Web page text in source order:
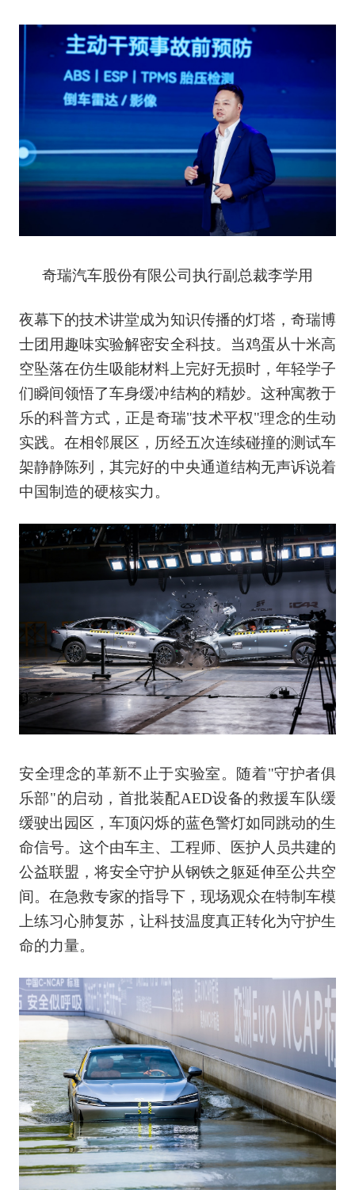
奇瑞汽车股份有限公司执行副总裁李学用
夜幕下的技术讲堂成为知识传播的灯塔，奇瑞博
士团用趣味实验解密安全科技。当鸡蛋从十米高
空坠落在仿生吸能材料上完好无损时，年轻学子
们瞬间领悟了车身缓冲结构的精妙。这种寓教于
乐的科普方式，正是奇瑞"技术平权"理念的生动
实践。在相邻展区，历经五次连续碰撞的测试车
架静静陈列，其完好的中央通道结构无声诉说着
中国制造的硬核实力。
安全理念的革新不止于实验室。随着"守护者俱
乐部"的启动，首批装配AED设备的救援车队缓
缓驶出园区，车顶闪烁的蓝色警灯如同跳动的生
命信号。这个由车主、工程师、医护人员共建的
公益联盟，将安全守护从钢铁之躯延伸至公共空
间。在急救专家的指导下，现场观众在特制车模
上练习心肺复苏，让科技温度真正转化为守护生
命的力量。